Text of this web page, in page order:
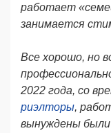
работает
занимается
Все хорошо, но
2022 года, со
риэлторы,
вынуждены были